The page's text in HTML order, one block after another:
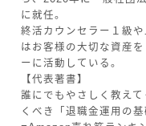
に就任。
終活カウンセラー１級
はお客様の大切な資産
ーに活動している。
【代表著書】
誰にでもやさしく教え
くべき「退職金運用の基